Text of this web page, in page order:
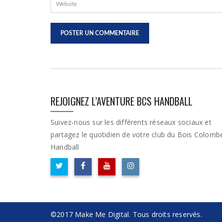
REJOIGNEZ L’AVENTURE BCS HANDBALL
Suivez-nous sur les différents réseaux sociaux et
partagez le quotidien de votre club du Bois
Handball
©2017 Make Me Digital. Tous droits reservés.